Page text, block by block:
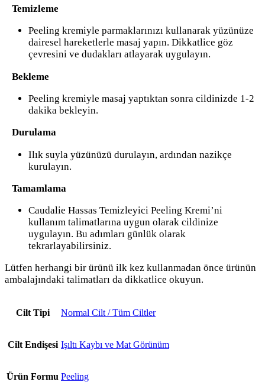
Temizleme
Peeling kremiyle parmaklarınızı kullanarak yüzünüze
dairesel hareketlerle masaj yapın. Dikkatlice göz
çevresini ve dudakları atlayarak uygulayın.
Bekleme
Peeling kremiyle masaj yaptıktan sonra cildinizde 1-2
dakika bekleyin.
Durulama
Ilık suyla yüzünüzü durulayın, ardından nazikçe
kurulayın.
Tamamlama
Caudalie Hassas Temizleyici Peeling Kremi’ni
kullanım talimatlarına uygun olarak cildinize
uygulayın. Bu adımları günlük olarak
tekrarlayabilirsiniz.
Lütfen herhangi bir ürünü ilk kez kullanmadan önce ürünün
ambalajındaki talimatları da dikkatlice okuyun.
Cilt Tipi Normal Cilt / Tüm Ciltler
Cilt Endişesi Işıltı Kaybı ve Mat Görünüm
Ürün Formu Peeling